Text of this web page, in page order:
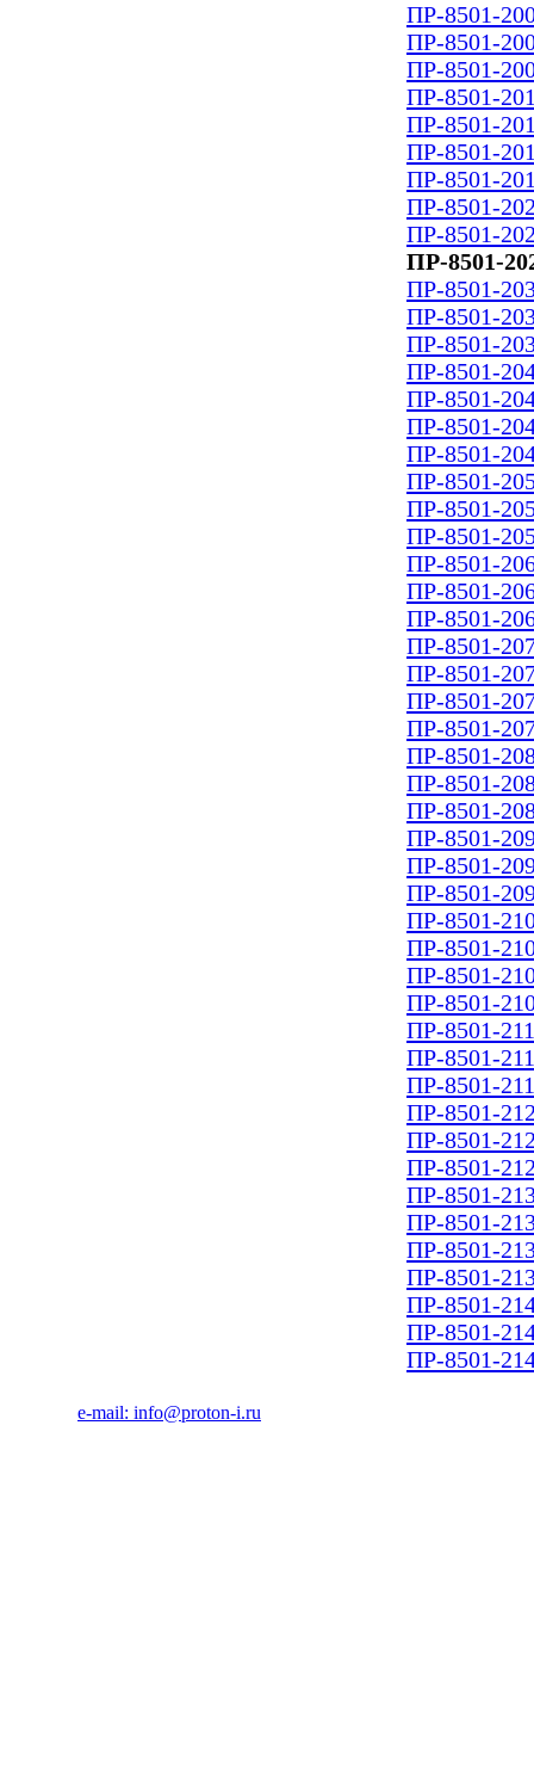
ПР-8501-
ПР-8501-
ПР-8501-
ПР-8501-
ПР-8501-
ПР-8501-
ПР-8501-
ПР-8501-
ПР-8501-
ПР-8501-
ПР-8501-
ПР-8501-
ПР-8501-
ПР-8501-
ПР-8501-
ПР-8501-
ПР-8501-
ПР-8501-
ПР-8501-
ПР-8501-
ПР-8501-
ПР-8501-
ПР-8501-
ПР-8501-
ПР-8501-
ПР-8501-
ПР-8501-
ПР-8501-
ПР-8501-
ПР-8501-
ПР-8501-
ПР-8501-
ПР-8501-
ПР-8501-
ПР-8501-
ПР-8501-
ПР-8501-
ПР-8501-
ПР-8501-
ПР-8501-
ПР-8501-
ПР-8501-
ПР-8501-
ПР-8501-
ПР-8501-
ПР-8501-
ПР-8501-
ПР-8501-
ПР-8501-
ПР-8501-
e-mail: info@proton-i.ru